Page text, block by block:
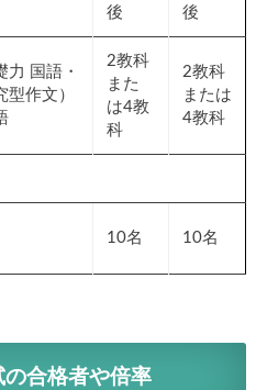
後
後
力 国語・
型作文）
2教科
また
は4教
科
2教科
または
4教科
10名 10名
の合格者や倍率